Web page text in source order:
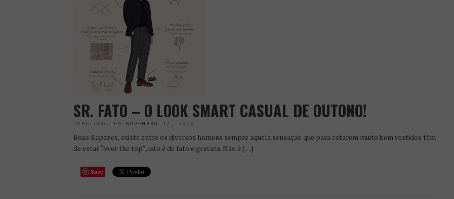
SR. FATO – O LOOK SMART CASUAL DE OUTONO!
PUBLICADO EM NOVEMBRO 17, 2020
Boas Rapazes, existe entre os diversos homens sempre aquela sensação que para estarem muito bem vestidos têm
de estar “over the top”, isto é de fato e gravata. Não é […]
Save